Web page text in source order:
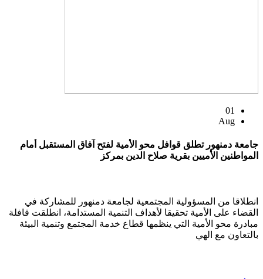
01
Aug
جامعة دمنهور تطلق قوافل محو الأمية لفتح آفاق المستقبل أمام
المواطنين الأميين بقرية صلاح الدين بمركز
انطلاقا من المسؤولية المجتمعية لجامعة دمنهور للمشاركة في
القضاء على الأمية تحقيقا لأهداف التنمية المستدامة، انطلقت قافلة
مبادرة محو الأمية التي ينظمها قطاع خدمة المجتمع وتنمية البيئة
بالتعاون مع الهي